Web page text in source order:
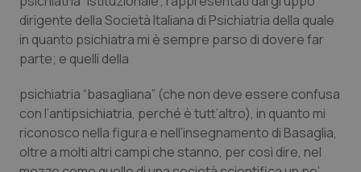
dirigente della Società Italiana di Psichiatria della quale
in quanto psichiatra mi è sempre parso di dovere far
parte; e quelli della
psichiatria “basagliana” (che non deve essere confusa
con l’antipsichiatria, perché è tutt’altro), in quanto mi
riconosco nella figura e nell’insegnamento di Basaglia,
oltre a molti altri campi che stanno, per così dire, nel